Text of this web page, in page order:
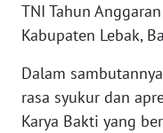
TNI Tahun
Kabupaten Lebak,
Dalam
rasa syukur dan
Karya Bakti yang
INFO
TENTANG
KAMI